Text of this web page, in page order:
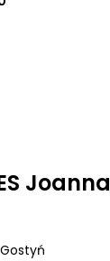
Joanna